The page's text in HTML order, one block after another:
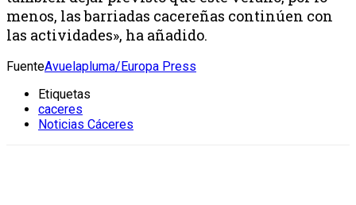
menos, las barriadas cacereñas continúen con
las actividades», ha añadido.
FuenteAvuelapluma/Europa Press
Etiquetas
caceres
Noticias Cáceres